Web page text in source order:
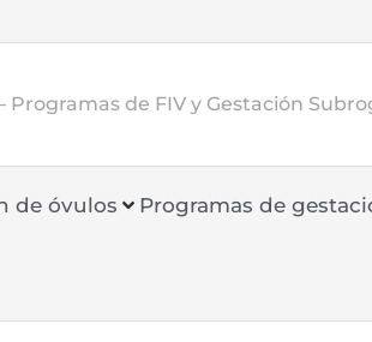
Programas de FIV y Gestación
de óvulos Programas de